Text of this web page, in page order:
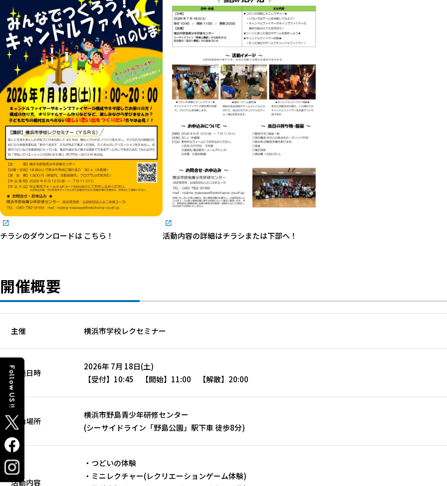
チラシのダウンロードは こちら！ 活動内容の詳細はチラシまたは下部へ！
開催概要
主催 横浜市学校レクセミナー
実施日時
2026年 7月 18日(土)
【受付】10:45 【開始】11:00 【解散】20:00
活動場所
横浜市野島青少年研修センター
(シーサイドライン「野島公園」駅下車 徒歩8分)
活動内容
・つどいの体験
・ミニレクチャー(レクリエーションゲーム体験)
Follow US !!